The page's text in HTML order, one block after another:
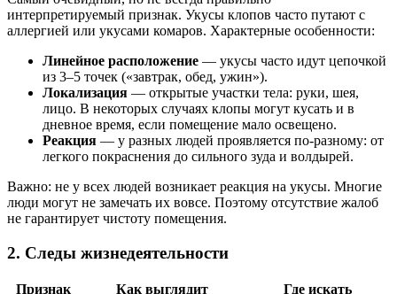
интерпретируемый признак. Укусы клопов часто путают с
аллергией или укусами комаров. Характерные особенности:
Линейное расположение — укусы часто идут цепочкой
из 3–5 точек («завтрак, обед, ужин»).
Локализация — открытые участки тела: руки, шея,
лицо. В некоторых случаях клопы могут кусать и в
дневное время, если помещение мало освещено.
Реакция — у разных людей проявляется по-разному: от
легкого покраснения до сильного зуда и волдырей.
Важно: не у всех людей возникает реакция на укусы. Многие
люди могут не замечать их вовсе. Поэтому отсутствие жалоб
не гарантирует чистоту помещения.
2. Следы жизнедеятельности
Признак Как выглядит
Где искать